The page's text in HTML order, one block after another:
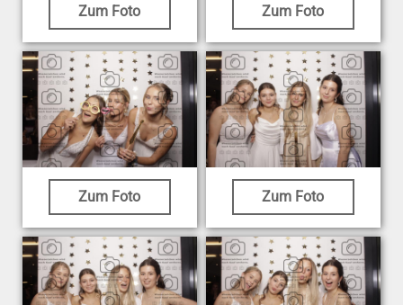
Zum Foto Zum Foto
Zum Foto Zum Foto